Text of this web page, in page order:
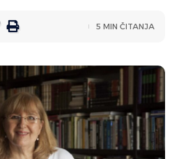
5 MIN ČITANJA